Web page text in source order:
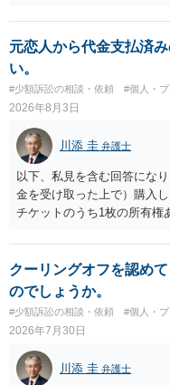
ている場合は、相手方（被
代理人が就いていたことを
場合も）、裁判所が当該代
受任するかを聞いたうえで
直接被告に送達するのでは
ります。 ラインのやり取り
かではありません。もちろ
に委任するかも疑わしいの
う。 何か本人を示す事実（
情報を割り出していくしか
元恋人から代金支払済
い。
#少額訴訟の相談・依頼 #個人・
2026年8月3日
川添 圭 弁護士
以下、私見を含む回答にな
金を受け取った上で）購入
チケットのうち1枚の所有権
す。 一方、このチケット購
も付随していたことを無視
ば、交際を終了させたこと
重大な障害が発生しており
かは微妙であり、むしろ返
合致するのではないか、と
えば、当該チケットが座席
隣り合わせになることは避
クーリングオフを認め
のでしょうか。
#少額訴訟の相談・依頼 #個人・
2026年7月30日
川添 圭 弁護士